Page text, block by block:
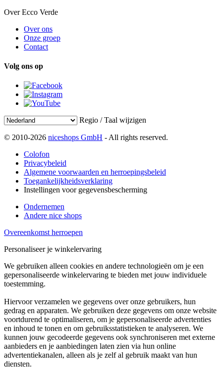
Over Ecco Verde
Over ons
Onze groep
Contact
Volg ons op
Regio / Taal wijzigen
© 2010-2026 niceshops GmbH - All rights reserved.
Colofon
Privacybeleid
Algemene voorwaarden en herroepingsbeleid
Toegankelijkheidsverklaring
Instellingen voor gegevensbescherming
Ondernemen
Andere nice shops
Overeenkomst herroepen
Personaliseer je winkelervaring
We gebruiken alleen cookies en andere technologieën om je een
gepersonaliseerde winkelervaring te bieden met jouw individuele
toestemming.
Hiervoor verzamelen we gegevens over onze gebruikers, hun
gedrag en apparaten. We gebruiken deze gegevens om onze website
voortdurend te optimaliseren, om je gepersonaliseerde advertenties
en inhoud te tonen en om gebruiksstatistieken te analyseren. We
kunnen jouw gecodeerde gegevens ook synchroniseren met externe
aanbieders en je aanbiedingen laten zien via hun online
advertentiekanalen, alleen als je zelf al gebruik maakt van hun
diensten.